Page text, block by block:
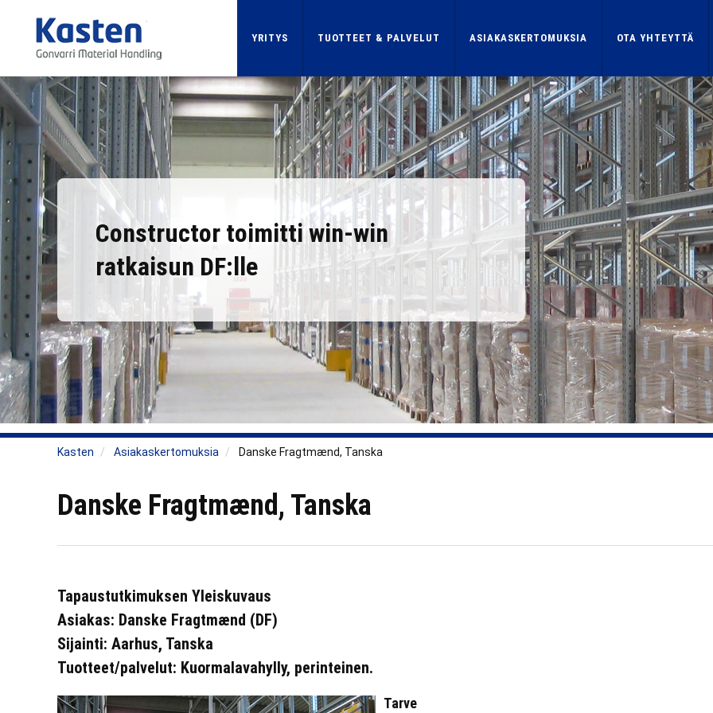
content
YRITYS TUOTTEET & PALVELUT ASIAKASKERTOMUKSIA OTA YHTEYTTÄ
Constructor toimitti win-win
ratkaisun DF:lle
Kasten Asiakaskertomuksia Danske Fragtmænd, Tanska
Danske Fragtmænd, Tanska
Tapaustutkimuksen Yleiskuvaus
Asiakas: Danske Fragtmænd (DF)
Sijainti: Aarhus, Tanska
Tuotteet/palvelut: Kuormalavahylly, perinteinen.
Tarve